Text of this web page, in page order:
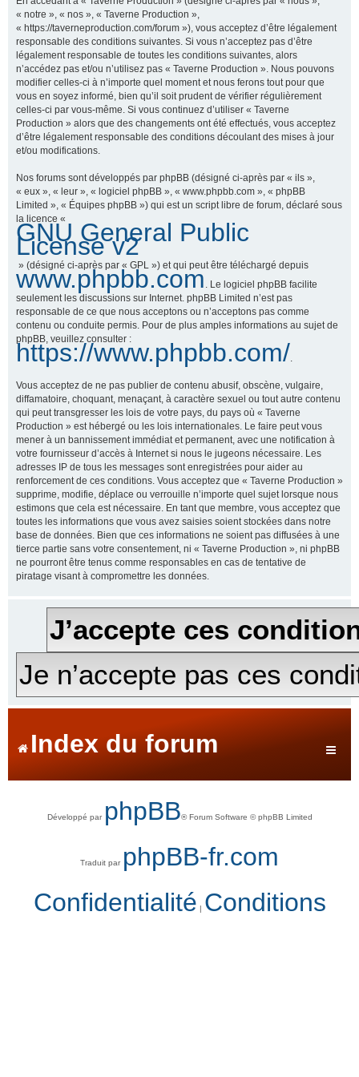
« notre », « nos », « Taverne Production »,
« https://taverneproduction.com/forum »), vous acceptez d’être légalement
responsable des conditions suivantes. Si vous n’acceptez pas d’être
légalement responsable de toutes les conditions suivantes, alors
n’accédez pas et/ou n’utilisez pas « Taverne Production ». Nous pouvons
modifier celles-ci à n’importe quel moment et nous ferons tout pour que
vous en soyez informé, bien qu’il soit prudent de vérifier régulièrement
celles-ci par vous-même. Si vous continuez d’utiliser « Taverne
Production » alors que des changements ont été effectués, vous acceptez
d’être légalement responsable des conditions découlant des mises à jour
et/ou modifications.
Nos forums sont développés par phpBB (désigné ci-après par « ils »,
« eux », « leur », « logiciel phpBB », « www.phpbb.com », « phpBB
Limited », « Équipes phpBB ») qui est un script libre de forum, déclaré sous
la licence «
GNU General Public
License v2
» (désigné ci-après par « GPL ») et qui peut être téléchargé depuis
www.phpbb.com . Le logiciel phpBB facilite
seulement les discussions sur Internet. phpBB Limited n’est pas
responsable de ce que nous acceptons ou n’acceptons pas comme
contenu ou conduite permis. Pour de plus amples informations au sujet de
phpBB, veuillez consulter :
https://www.phpbb.com/.
Vous acceptez de ne pas publier de contenu abusif, obscène, vulgaire,
diffamatoire, choquant, menaçant, à caractère sexuel ou tout autre contenu
qui peut transgresser les lois de votre pays, du pays où « Taverne
Production » est hébergé ou les lois internationales. Le faire peut vous
mener à un bannissement immédiat et permanent, avec une notification à
votre fournisseur d’accès à Internet si nous le jugeons nécessaire. Les
adresses IP de tous les messages sont enregistrées pour aider au
renforcement de ces conditions. Vous acceptez que « Taverne Production »
supprime, modifie, déplace ou verrouille n’importe quel sujet lorsque nous
estimons que cela est nécessaire. En tant que membre, vous acceptez que
toutes les informations que vous avez saisies soient stockées dans notre
base de données. Bien que ces informations ne soient pas diffusées à une
tierce partie sans votre consentement, ni « Taverne Production », ni phpBB
ne pourront être tenus comme responsables en cas de tentative de
piratage visant à compromettre les données.
Index du forum
Développé par phpBB® Forum Software © phpBB Limited
Traduit par phpBB-fr.com
Confidentialité | Conditions